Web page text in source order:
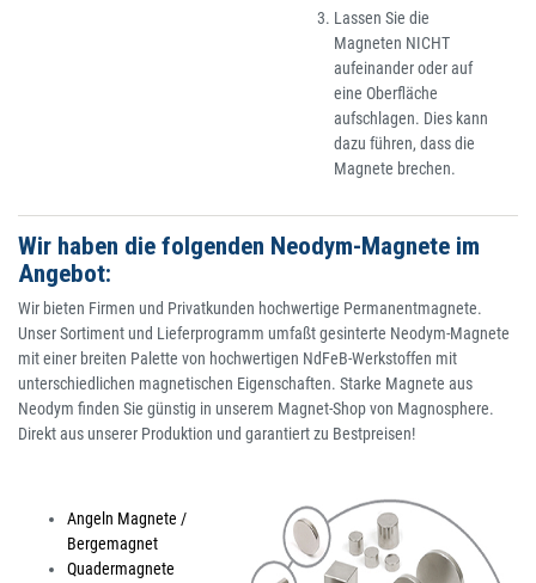
Lassen Sie die
Magneten NICHT
aufeinander oder auf
eine Oberfläche
aufschlagen. Dies kann
dazu führen, dass die
Magnete brechen.
Wir haben die folgenden Neodym-Magnete im
Angebot:
Wir bieten Firmen und Privatkunden hochwertige Permanentmagnete.
Unser Sortiment und Lieferprogramm umfaßt gesinterte Neodym-Magnete
mit einer breiten Palette von hochwertigen NdFeB-Werkstoffen mit
unterschiedlichen magnetischen Eigenschaften. Starke Magnete aus
Neodym finden Sie günstig in unserem Magnet-Shop von Magnosphere.
Direkt aus unserer Produktion und garantiert zu Bestpreisen!
Angeln Magnete /
Bergemagnet
Quadermagnete